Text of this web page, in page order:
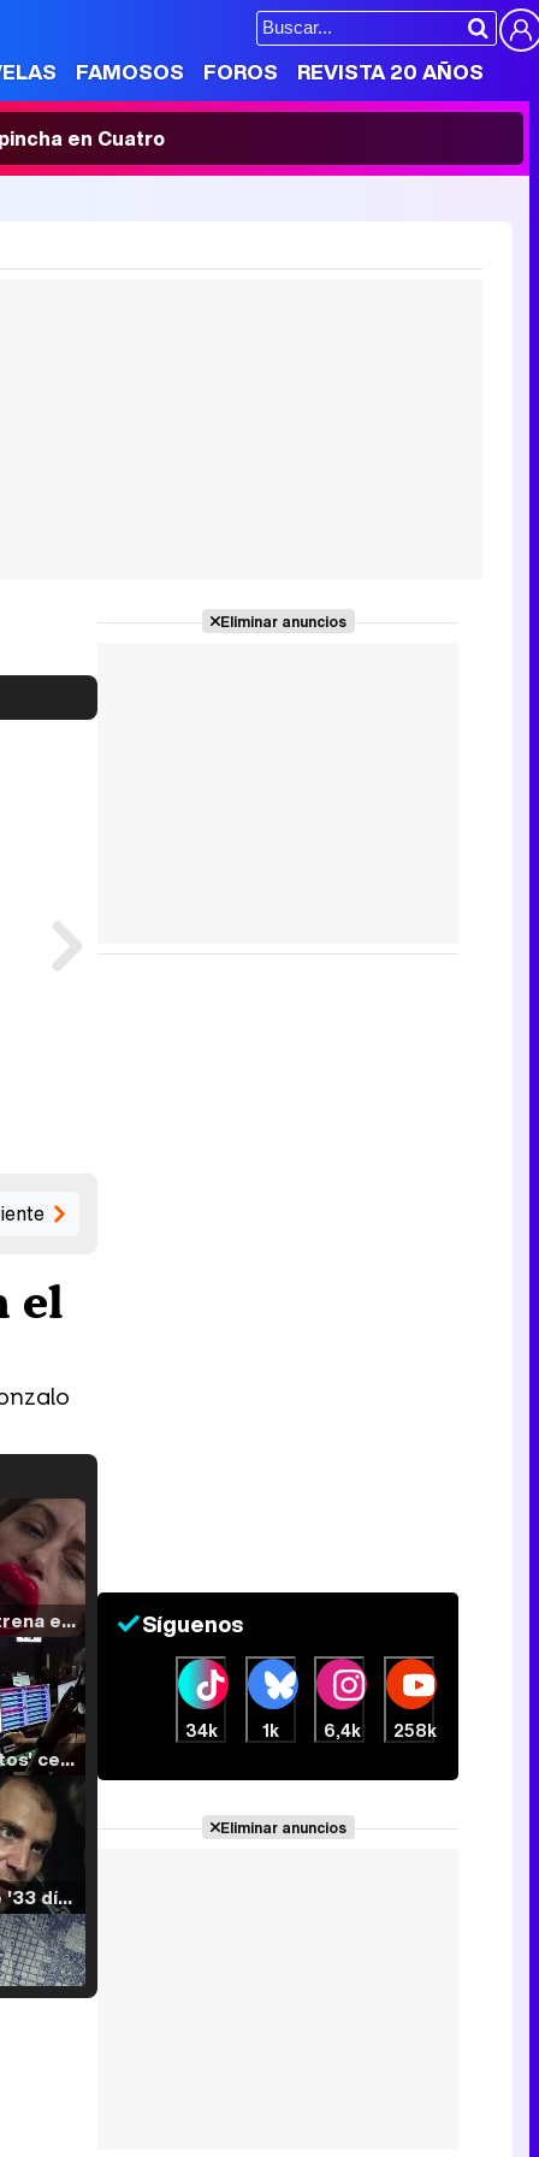
FAMOSOS FOROS REVISTA 20 AÑOS
en Cuatro
el
Filmin estrena el tráiler de 'Millennial Mal', su nueva comedia universitaria de la mano de Lorena Iglesias
'120 Minutos' celebra sus 2.000 programas en Telemadrid con un vídeo del día a día en la redacción
Tráiler de '33 días', la nueva serie de Atresplayer con Julián Villagrán y José Manuel Poga
Eliminar anuncios
Síguenos
34k 1k 6,4k 258k
Eliminar anuncios